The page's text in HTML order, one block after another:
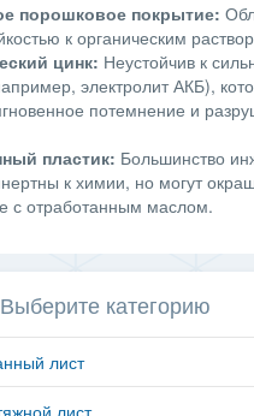
порошковое покрытие:
к органическим
цинк: Неустойчив к
электролит АКБ),
потемнение и
пластик: Большинство
к химии, но могут
с отработанным маслом.
Выберите категорию
лист
лист